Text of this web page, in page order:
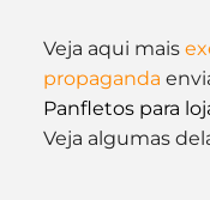
Veja aqui mais
propaganda
Panfletos para
Veja algumas